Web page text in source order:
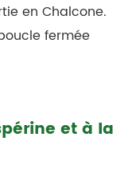
en Chalcone.
fermée
et à la